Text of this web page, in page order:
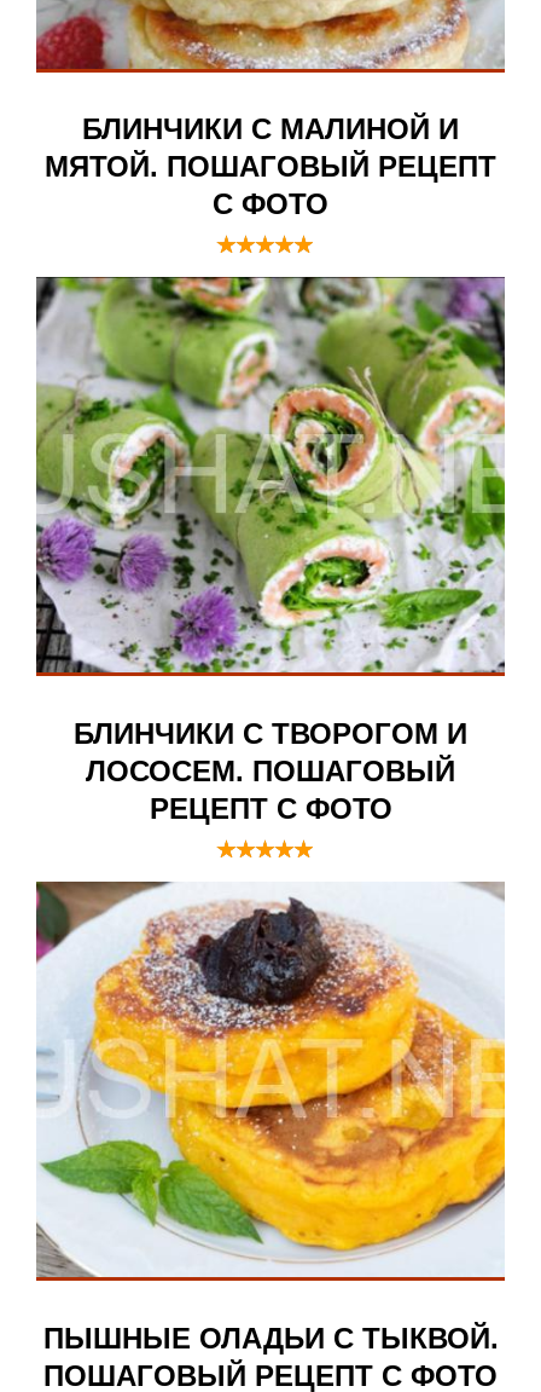
БЛИНЧИКИ С МАЛИНОЙ И
МЯТОЙ. ПОШАГОВЫЙ РЕЦЕПТ
С ФОТО
БЛИНЧИКИ С ТВОРОГОМ И
ЛОСОСЕМ. ПОШАГОВЫЙ
РЕЦЕПТ С ФОТО
ПЫШНЫЕ ОЛАДЬИ С ТЫКВОЙ.
ПОШАГОВЫЙ РЕЦЕПТ С ФОТО